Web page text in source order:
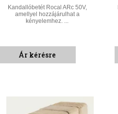
Kandallóbetét Rocal ARc 50V,
amellyel hozzájárulhat a
kényelemhez. ...
Ár kérésre